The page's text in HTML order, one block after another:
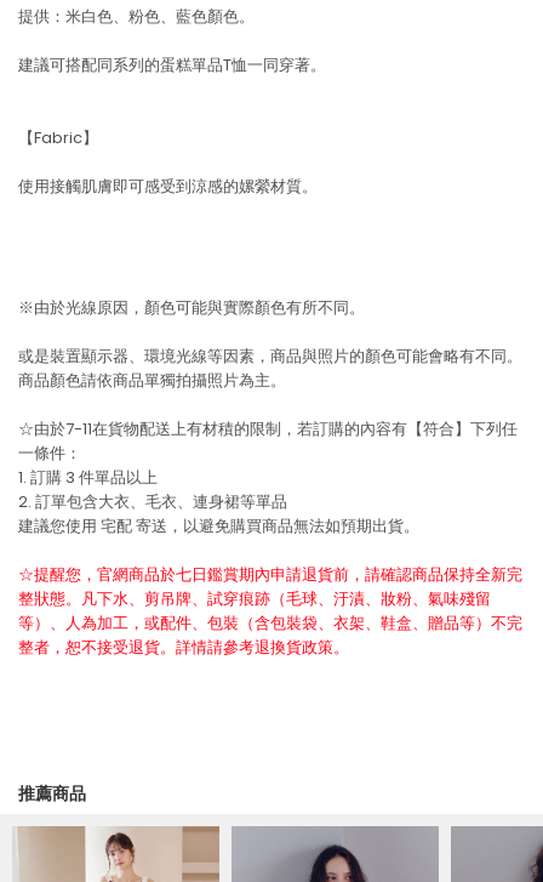
提供：米白色、粉色、藍色顏色。
建議可搭配同系列的蛋糕單品T恤一同穿著。
【Fabric】
使用接觸肌膚即可感受到涼感的嫘縈材質。
※由於光線原因，顏色可能與實際顏色有所不同。
或是裝置顯示器、環境光線等因素，商品與照片的顏色可能會略有不同。
商品顏色請依商品單獨拍攝照片為主。
☆由於7-11在貨物配送上有材積的限制，若訂購的內容有【符合】下列任
一條件：
1. 訂購 3 件單品以上
2. 訂單包含大衣、毛衣、連身裙等單品
建議您使用 宅配寄送，以避免購買商品無法如預期出貨。
☆提醒您，官網商品於七日鑑賞期內申請退貨前，請確認商品保持全新完
整狀態。凡下水、剪吊牌、試穿痕跡（毛球、汙漬、妝粉、氣味殘留
等）、人為加工，或配件、包裝（含包裝袋、衣架、鞋盒、贈品等）不完
整者，恕不接受退貨。詳情請參考退換貨政策。
推薦商品